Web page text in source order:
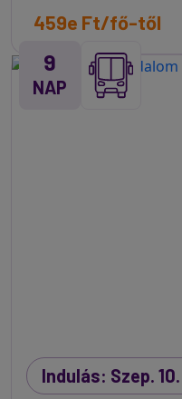
459e Ft/fő-től
9
NAP
Indulás: Szep. 10.